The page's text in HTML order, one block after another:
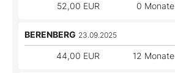
52,00 EUR 0 Monate
BERENBERG 23.09.2025
44,00 EUR 12 Monate